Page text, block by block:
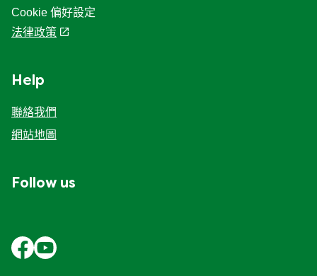
Cookie 偏好設定
法律政策
Help
聯絡我們
網站地圖
Follow us